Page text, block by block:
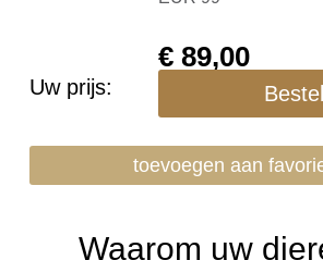
Uw prijs:
€89,00
Bestel
toevoegen aan
Waarom uw